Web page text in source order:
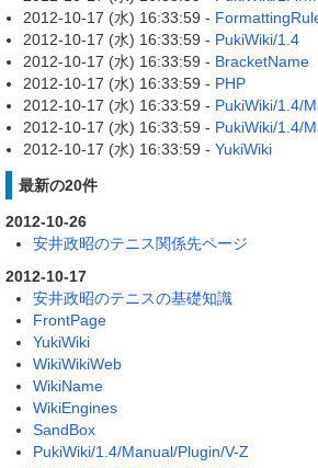
2012-10-17 (水) 16:33:59 -
2012-10-17 (水) 16:33:59 - PukiWiki/1.4
2012-10-17 (水) 16:33:59 - BracketName
2012-10-17 (水) 16:33:59 - PHP
2012-10-17 (水) 16:33:59 - PukiWiki/1.4/
2012-10-17 (水) 16:33:59 - PukiWiki/1.4/
2012-10-17 (水) 16:33:59 - YukiWiki
最新の20件
2012-10-26
安井政昭のテニス関係先ページ
2012-10-17
安井政昭のテニスの基礎知識
FrontPage
YukiWiki
WikiWikiWeb
WikiName
WikiEngines
SandBox
PukiWiki/1.4/Manual/Plugin/V-Z